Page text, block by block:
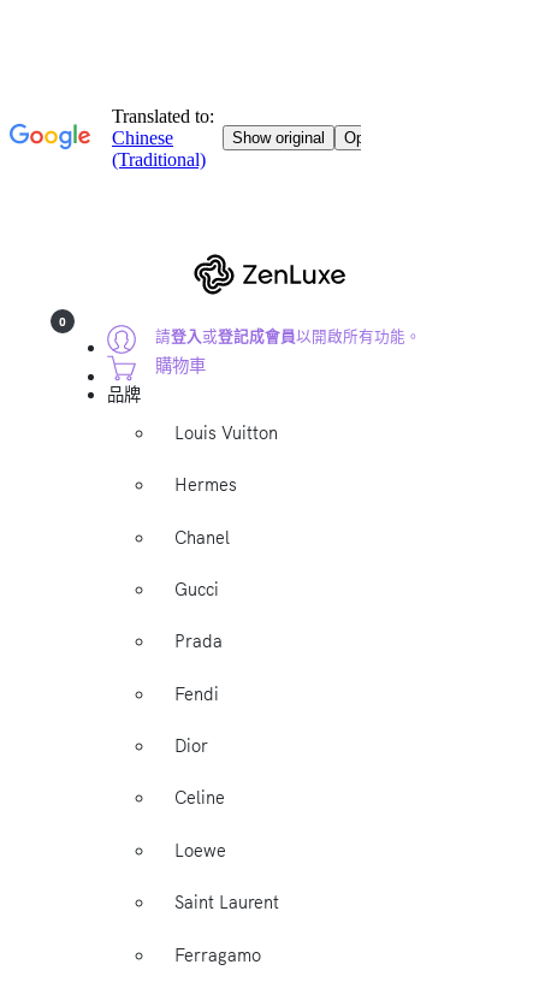
請登入或登記成會員以開啟所有功能。
0
購物車
品牌
Louis Vuitton
Hermes
Chanel
Gucci
Prada
Fendi
Dior
Celine
Loewe
Saint Laurent
Ferragamo